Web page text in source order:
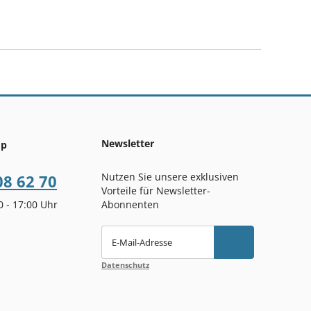
62 70
- 17:00 Uhr
Newsletter
Nutzen Sie unsere exklusiven
Vorteile für Newsletter-
Abonnenten
E-Mail-Adresse
Datenschutz